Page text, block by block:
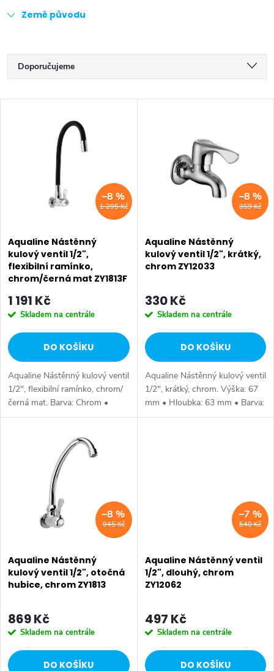
Země původu
Ř
a
p
r
o
d
u
k
t
ů
Doporučujeme
Nejprodávanější
p
r
o
d
u
k
t
1 295 Kč
–8 %
Aqualine Nástěnný
kulový ventil 1/2",
flexibilní ramínko,
chrom/černá mat ZY1813F
1 191 Kč
Skladem na centrále
DO KOŠÍKU
Aqualine Nástěnný kulový ventil
1/2", flexibilní ramínko, chrom/
černá mat. Barva: Chrom •
Materiál: Mosaz • Tvar: Kruhové
Ovládání: Ventil • Ostatní:...
359 Kč
–8 %
Aqualine Nástěnný
kulový ventil 1/2", krátký,
chrom ZY12033
330 Kč
Skladem na centrále
DO KOŠÍKU
Aqualine Nástěnný kulový ventil
1/2", krátký, chrom. Výška: 67
mm • Hloubka: 63 mm • Barva:
Chrom • Materiál: Mosaz • Tvar:
945 Kč
–8 %
Aqualine Nástěnný
kulový ventil 1/2", otočná
hubice, chrom ZY1813
869 Kč
Skladem na centrále
DO KOŠÍKU
540 Kč
–7 %
Aqualine Nástěnný ventil
1/2", dlouhý, chrom
ZY12062
497 Kč
Skladem na centrále
DO KOŠÍKU